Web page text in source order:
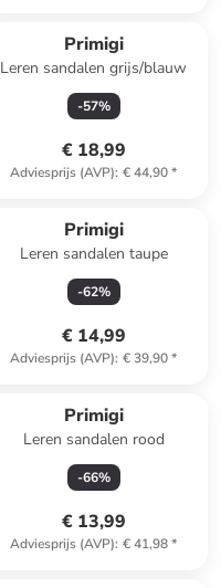
Primigi
Leren sandalen grijs/blauw
-57%
€ 18,99
Adviesprijs (AVP): € 44,90*
Primigi
Leren sandalen taupe
-62%
€ 14,99
Adviesprijs (AVP): € 39,90*
Primigi
Leren sandalen rood
-66%
€ 13,99
Adviesprijs (AVP): € 41,98*